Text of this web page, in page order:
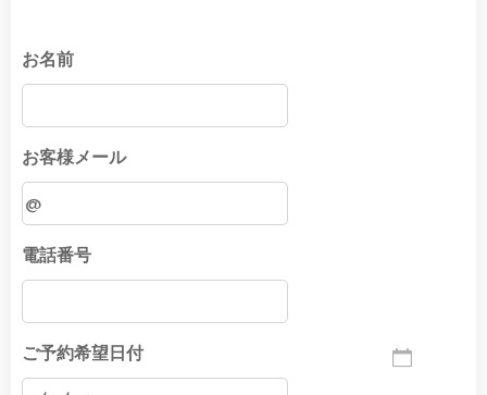
お名前
お客様メール
電話番号
ご予約希望日付